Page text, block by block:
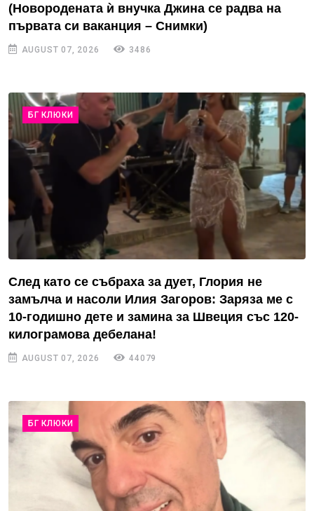
(Новородената ѝ внучка Джина се радва на
първата си ваканция – Снимки)
AUGUST 07, 2026 3486
БГ КЛЮКИ
След като се събраха за дует, Глория не
замълча и насоли Илия Загоров: Заряза ме с
10-годишно дете и замина за Швеция със 120-
килограмова дебелана!
AUGUST 07, 2026 44079
БГ КЛЮКИ